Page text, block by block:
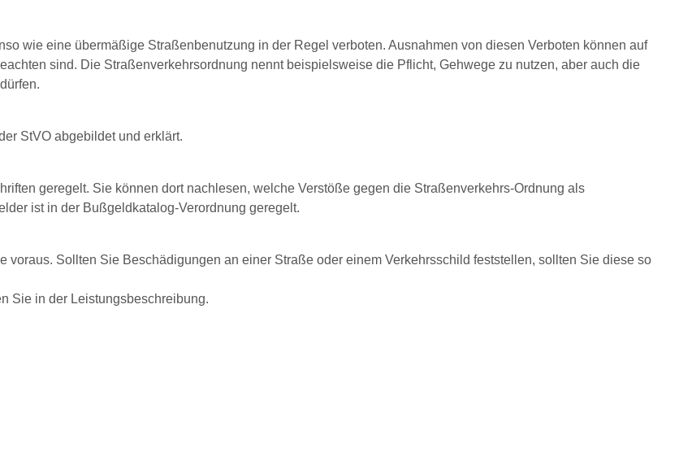
wie eine übermäßige Straßenbenutzung in der Regel verboten. Ausnahmen von diesen Verboten können auf
sind. Die Straßenverkehrsordnung nennt beispielsweise die Pflicht, Gehwege zu nutzen, aber auch die
StVO abgebildet und erklärt.
geregelt. Sie können dort nachlesen, welche Verstöße gegen die Straßenverkehrs-Ordnung als
ist in der Bußgeldkatalog-Verordnung geregelt.
voraus. Sollten Sie Beschädigungen an einer Straße oder einem Verkehrsschild feststellen, sollten Sie diese so
Sie in der Leistungsbeschreibung.